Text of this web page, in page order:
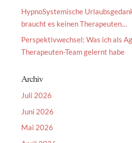
HypnoSystemische
braucht es keinen Therapeuten…
Perspektivwechsel: Was ich als
Therapeuten-Team gelernt habe
Archiv
Juli 2026
Juni 2026
Mai 2026